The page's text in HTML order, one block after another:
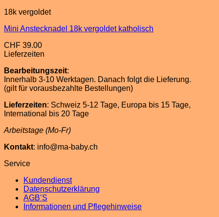
18k vergoldet
Mini Anstecknadel 18k vergoldet katholisch
CHF 39.00
Lieferzeiten
Bearbeitungszeit:
Innerhalb 3-10 Werktagen. Danach folgt die Lieferung.
(gilt für vorausbezahlte Bestellungen)
Lieferzeiten: Schweiz 5-12 Tage, Europa bis 15 Tage,
International bis 20 Tage
Arbeitstage (Mo-Fr)
Kontakt: info@ma-baby.ch
Service
Kundendienst
Datenschutzerklärung
AGB’S
Informationen und Pflegehinweise